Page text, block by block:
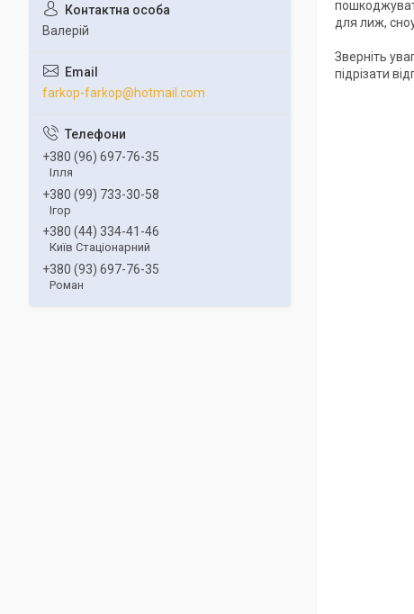
для лиж,
Зверніть
підрізати
Валерій
farkop-farkop@hotmail.com
+380 (96) 697-76-35
Ілля
+380 (99) 733-30-58
Ігор
+380 (44) 334-41-46
Київ Стаціонарний
+380 (93) 697-76-35
Роман